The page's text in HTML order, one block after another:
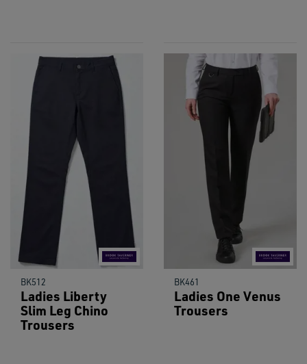
BK512
Ladies Liberty
Slim Leg Chino
Trousers
BK461
Ladies One Venus
Trousers